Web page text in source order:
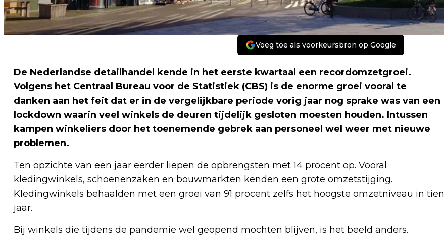
Voeg toe als voorkeursbron op Google
De Nederlandse detailhandel kende in het eerste kwartaal een recordomzetgroei.
Volgens het Centraal Bureau voor de Statistiek (CBS) is de enorme groei vooral te
danken aan het feit dat er in de vergelijkbare periode vorig jaar nog sprake was van een
lockdown waarin veel winkels de deuren tijdelijk gesloten moesten houden. Intussen
kampen winkeliers door het toenemende gebrek aan personeel wel weer met nieuwe
problemen.
Ten opzichte van een jaar eerder liepen de opbrengsten met 14 procent op. Vooral
kledingwinkels, schoenenzaken en bouwmarkten kenden een grote omzetstijging.
Kledingwinkels behaalden met een groei van 91 procent zelfs het hoogste omzetniveau in tien
jaar.
Bij winkels die tijdens de pandemie wel geopend mochten blijven, is het beeld anders.